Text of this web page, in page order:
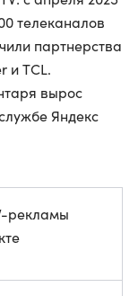
телеканалов
партнерства
и TCL.
вырос
Яндекс
рекламы